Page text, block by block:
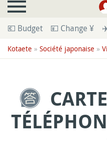
💶 Budget 💴 Change ¥
Kotaete » Société japonaise »